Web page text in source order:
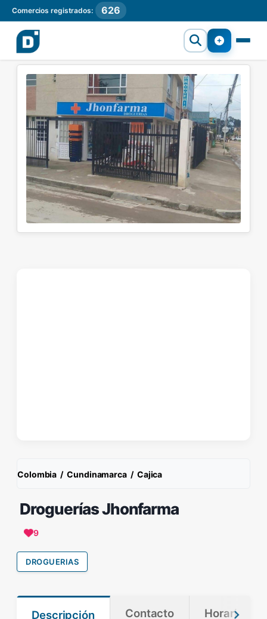
Comercios registrados: 626
Colombia / Cundinamarca / Cajica
Droguerías Jhonfarma
9
DROGUERIAS
Descripción Contacto Horario